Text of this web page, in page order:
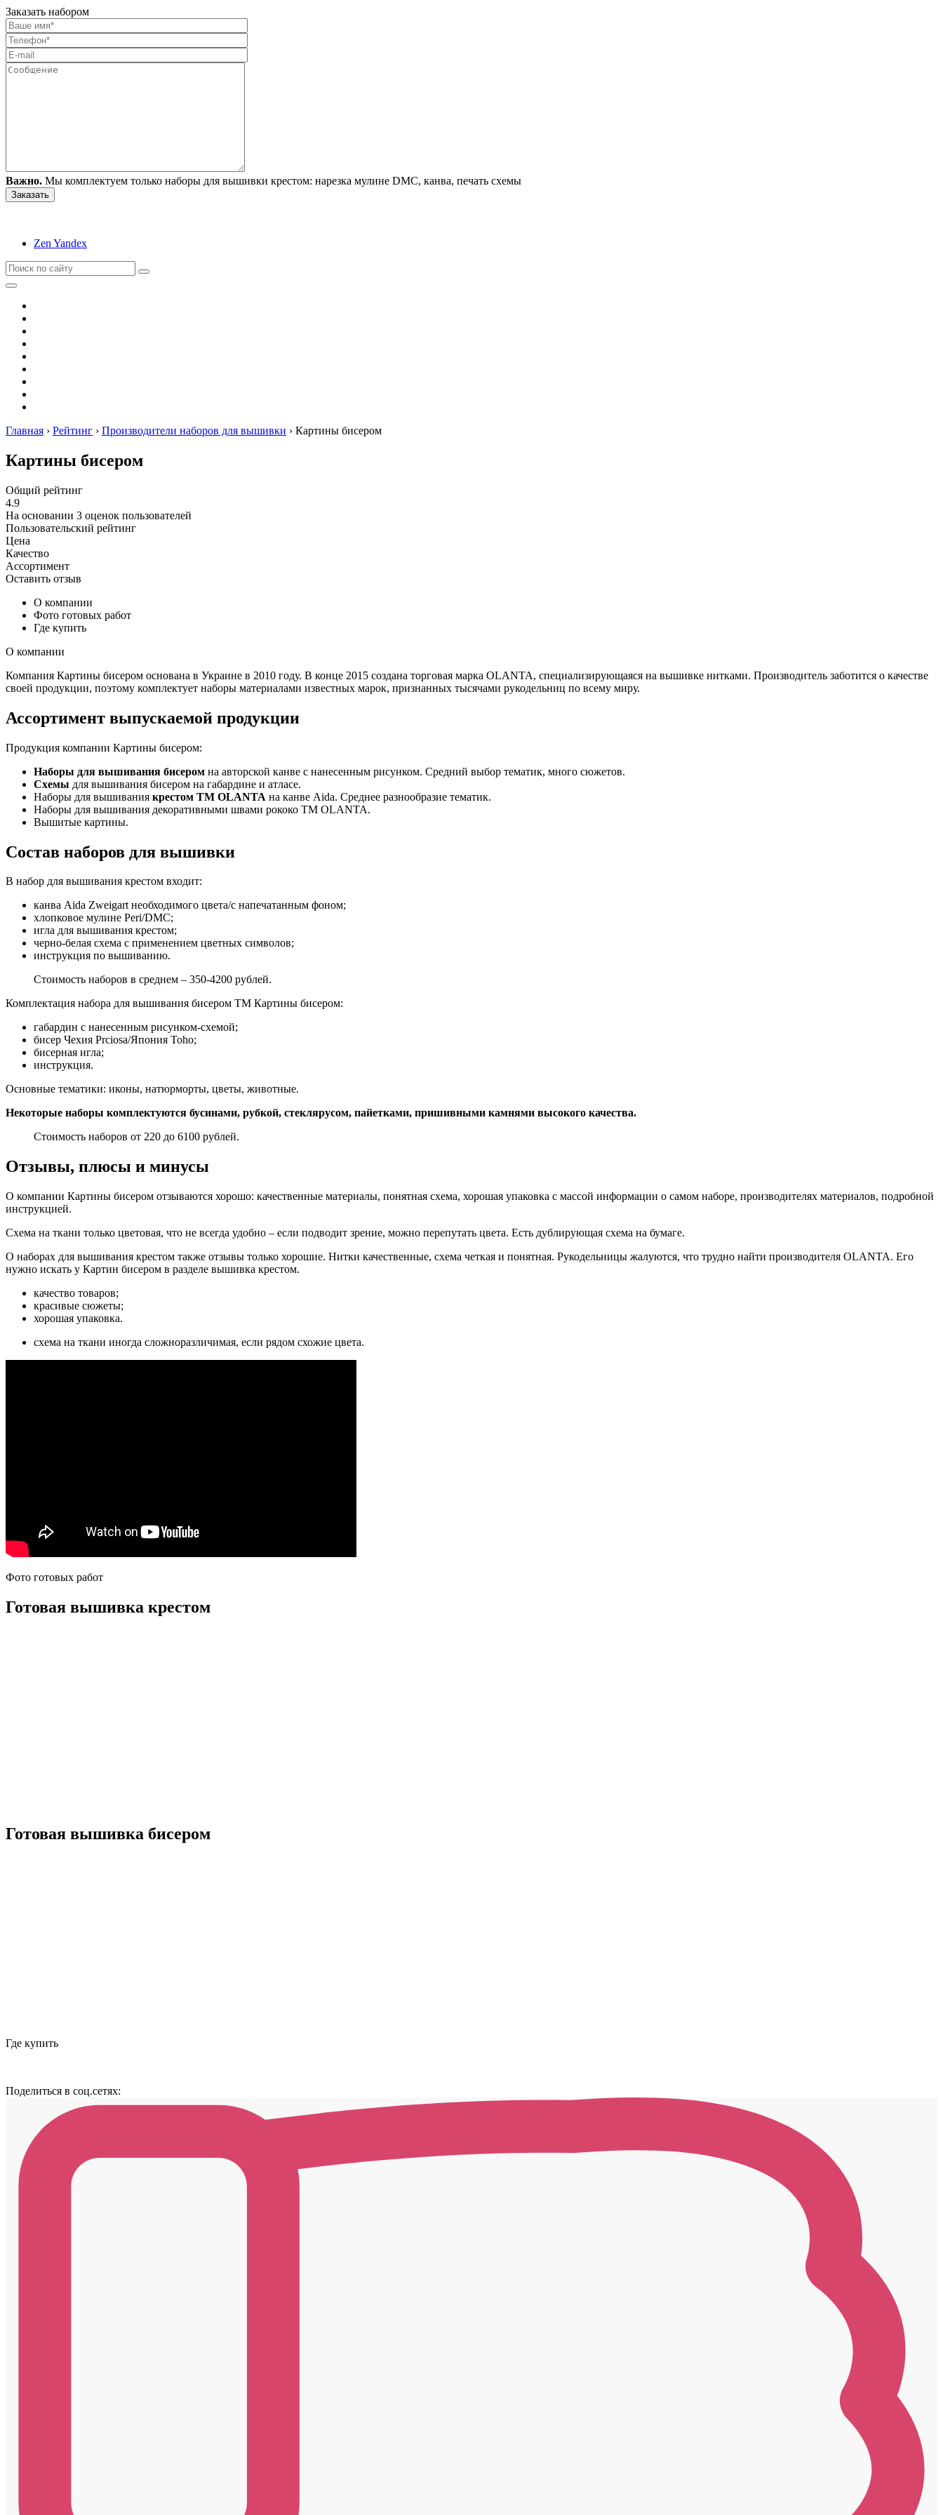
Заказать набором
Важно. Мы комплектуем только наборы для вышивки крестом: нарезка мулине DMC, канва, печать схемы
Zen Yandex
Главная › Рейтинг › Производители наборов для вышивки › Картины бисером
Картины бисером
Общий рейтинг
4.9
На основании 3 оценок пользователей
Пользовательский рейтинг
Цена
Качество
Ассортимент
Оставить отзыв
О компании
Фото готовых работ
Где купить
О компании
Компания Картины бисером основана в Украине в 2010 году. В конце 2015 создана торговая марка OLANTA, специализирующаяся на вышивке нитками. Производитель заботится о качестве
своей продукции, поэтому комплектует наборы материалами известных марок, признанных тысячами рукодельниц по всему миру.
Ассортимент выпускаемой продукции
Продукция компании Картины бисером:
Наборы для вышивания бисером на авторской канве с нанесенным рисунком. Средний выбор тематик, много сюжетов.
Схемы для вышивания бисером на габардине и атласе.
Наборы для вышивания крестом ТМ OLANTA на канве Aida. Среднее разнообразие тематик.
Наборы для вышивания декоративными швами рококо ТМ OLANTA.
Вышитые картины.
Состав наборов для вышивки
В набор для вышивания крестом входит:
канва Aida Zweigart необходимого цвета/с напечатанным фоном;
хлопковое мулине Peri/DMC;
игла для вышивания крестом;
черно-белая схема с применением цветных символов;
инструкция по вышиванию.
Стоимость наборов в среднем – 350-4200 рублей.
Комплектация набора для вышивания бисером ТМ Картины бисером:
габардин с нанесенным рисунком-схемой;
бисер Чехия Prciosa/Япония Toho;
бисерная игла;
инструкция.
Основные тематики: иконы, натюрморты, цветы, животные.
Некоторые наборы комплектуются бусинами, рубкой, стеклярусом, пайетками, пришивными камнями высокого качества.
Стоимость наборов от 220 до 6100 рублей.
Отзывы, плюсы и минусы
О компании Картины бисером отзываются хорошо: качественные материалы, понятная схема, хорошая упаковка с массой информации о самом наборе, производителях материалов, подробной
инструкцией.
Схема на ткани только цветовая, что не всегда удобно – если подводит зрение, можно перепутать цвета. Есть дублирующая схема на бумаге.
О наборах для вышивания крестом также отзывы только хорошие. Нитки качественные, схема четкая и понятная. Рукодельницы жалуются, что трудно найти производителя OLANTA. Его
нужно искать у Картин бисером в разделе вышивка крестом.
качество товаров;
красивые сюжеты;
хорошая упаковка.
схема на ткани иногда сложноразличимая, если рядом схожие цвета.
Фото готовых работ
Готовая вышивка крестом
Готовая вышивка бисером
Где купить
Поделиться в соц.сетях: